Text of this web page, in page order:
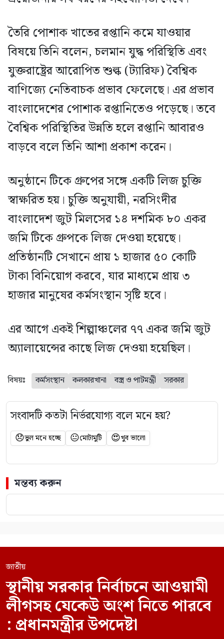
তৈরি পোশাক খাতের রপ্তানি কমে যাওয়ার
বিষয়ে তিনি বলেন, চলমান যুদ্ধ পরিস্থিতি এবং
যুক্তরাষ্ট্রের আরোপিত শুল্ক (ট্যারিফ) বৈশ্বিক
বাণিজ্যে নেতিবাচক প্রভাব ফেলেছে। এর প্রভাব
বাংলাদেশের পোশাক রপ্তানিতেও পড়েছে। তবে
বৈশ্বিক পরিস্থিতির উন্নতি হলে রপ্তানি আবারও
বাড়বে বলে তিনি আশা প্রকাশ করেন।
অনুষ্ঠানে টিকে গ্রুপের সঙ্গে একটি লিজ চুক্তি
স্বাক্ষরিত হয়। চুক্তি অনুযায়ী, নরসিংদীর
বাংলাদেশ জুট মিলসের ১৪ দশমিক ৮০ একর
জমি টিকে গ্রুপকে লিজ দেওয়া হয়েছে।
প্রতিষ্ঠানটি সেখানে প্রায় ১ হাজার ৫০ কোটি
টাকা বিনিয়োগ করবে, যার মাধ্যমে প্রায় ৩
হাজার মানুষের কর্মসংস্থান সৃষ্টি হবে।
এর আগে একই শিল্পাঞ্চলের ৭৭ একর জমি জুট
অ্যালায়েন্সের কাছে লিজ দেওয়া হয়েছিল।
বিষয়ঃ কর্মসংস্থান কলকারখানা বস্ত্র ও পাটমন্ত্রী সরকার
সংবাদটি কতটা নির্ভরযোগ্য বলে মনে হয়?
😞ভুল মনে হচ্ছে 😐মোটামুটি 😍খুব ভালো
মন্তব্য করুন
জাতীয়
স্থানীয় সরকার নির্বাচনে আওয়ামী
লীগসহ যেকেউ অংশ নিতে পারবে
: প্রধানমন্ত্রীর উপদেষ্টা